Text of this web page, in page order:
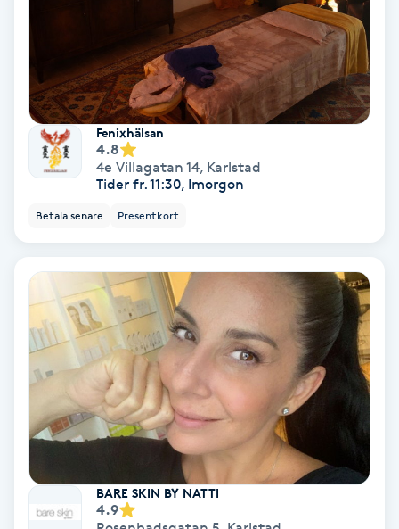
Klippning & Slingor
Klippning ungdom
Koppningsmassage
Kosmetisk tatuering
Kroppsinpackning
Kroppspeeling
Käkledsbehandling
Fenixhälsan
4.8
4e Villagatan 14, Karlstad
Tider fr. 11:30, Imorgon
Betala senare Presentkort
BARE SKIN BY NATTI
4.9